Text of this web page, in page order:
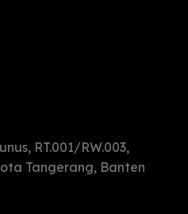
RT.001/RW.003,
Tangerang, Banten